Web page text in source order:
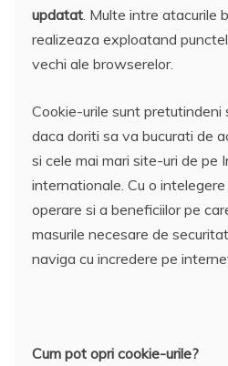
updatat . Multe intre atacurile
realizeaza exploatand
vechi ale browserelor.
Cookie-urile sunt
daca doriti sa va bucurati de
si cele mai mari site-uri de pe
internationale. Cu o
operare si a beneficiilor pe
masurile necesare de
naviga cu incredere pe
Cum pot opri cookie-urile?